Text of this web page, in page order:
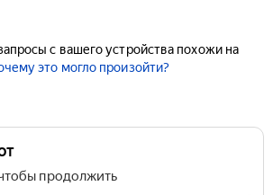
с вашего устройства похожи на
это могло произойти?
продолжить